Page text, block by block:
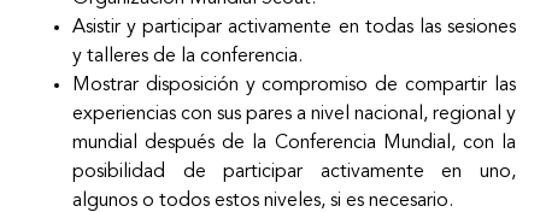
Asistir y participar activamente en todas las sesiones
y talleres de la conferencia.
Mostrar disposición y compromiso de compartir las
experiencias con sus pares a nivel nacional, regional y
mundial después de la Conferencia Mundial, con la
posibilidad de participar activamente en uno,
algunos o todos estos niveles, si es necesario.